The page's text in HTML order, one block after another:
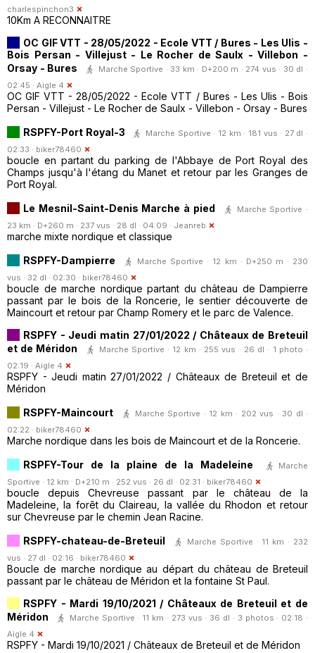
charlespinchon3
10Km A RECONNAITRE
OC GIF VTT - 28/05/2022 - Ecole VTT / Bures - Les Ulis -
Bois Persan - Villejust - Le Rocher de Saulx - Villebon -
Orsay - Bures
Marche Sportive · 33 km · D+200 m · 274 vus · 30 dl ·
02:45 · Aigle 4
OC GIF VTT - 28/05/2022 - Ecole VTT / Bures - Les Ulis - Bois
Persan - Villejust - Le Rocher de Saulx - Villebon - Orsay - Bures
RSPFY-Port Royal-3
Marche Sportive · 12 km · 181 vus · 27 dl ·
02:33 · biker78460
boucle en partant du parking de l'Abbaye de Port Royal des
Champs jusqu'à l'étang du Manet et retour par les Granges de
Port Royal.
Le Mesnil-Saint-Denis Marche à pied
Marche Sportive ·
23 km · D+260 m · 237 vus · 28 dl · 04:09 · Jeanreb
marche mixte nordique et classique
RSPFY-Dampierre
Marche Sportive · 12 km · D+250 m · 230
vus · 32 dl · 02:30 · biker78460
boucle de marche nordique partant du château de Dampierre
passant par le bois de la Roncerie, le sentier découverte de
Maincourt et retour par Champ Romery et le parc de Valence.
RSPFY - Jeudi matin 27/01/2022 / Châteaux de Breteuil
et de Méridon
Marche Sportive · 12 km · 255 vus · 26 dl · 1 photo ·
02:19 · Aigle 4
RSPFY - Jeudi matin 27/01/2022 / Châteaux de Breteuil et de
Méridon
RSPFY-Maincourt
Marche Sportive · 12 km · 202 vus · 30 dl ·
02:22 · biker78460
Marche nordique dans les bois de Maincourt et de la Roncerie.
RSPFY-Tour de la plaine de la Madeleine
Marche
Sportive · 12 km · D+210 m · 252 vus · 26 dl · 02:31 · biker78460
boucle depuis Chevreuse passant par le château de la
Madeleine, la forêt du Claireau, la vallée du Rhodon et retour
sur Chevreuse par le chemin Jean Racine.
RSPFY-chateau-de-Breteuil
Marche Sportive · 11 km · 232
vus · 27 dl · 02:16 · biker78460
Boucle de marche nordique au départ du château de Breteuil
passant par le château de Méridon et la fontaine St Paul.
RSPFY - Mardi 19/10/2021 / Châteaux de Breteuil et de
Méridon
Marche Sportive · 11 km · 273 vus · 36 dl · 3 photos · 02:18 ·
Aigle 4
RSPFY - Mardi 19/10/2021 / Châteaux de Breteuil et de Méridon